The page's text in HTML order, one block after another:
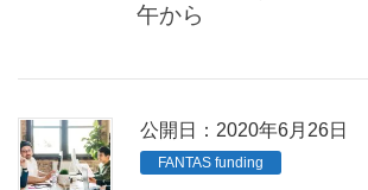
午から
公開日： 2020年6月26日
FANTAS funding